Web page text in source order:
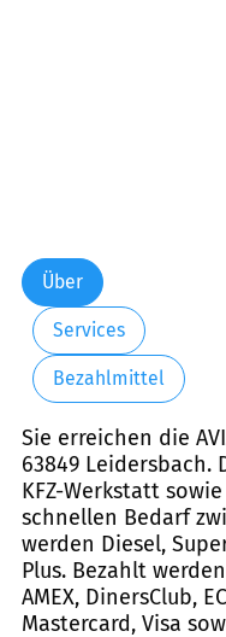
Über
Services
Bezahlmittel
Sie erreichen die
63849 Leidersbach.
KFZ-Werkstatt
schnellen Bedarf
werden Diesel,
Plus. Bezahlt
AMEX, DinersClub,
Mastercard, Visa